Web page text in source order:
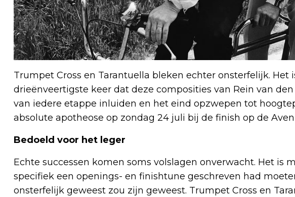
Trumpet Cross en Tarantuella bleken echter onsterfelijk. Het
drieënveertigste keer dat deze composities van Rein van
van iedere etappe inluiden en het eind opzwepen tot
absolute apotheose op zondag 24 juli bij de finish op de
Bedoeld voor het leger
Echte successen komen soms volslagen onverwacht. Het is
specifiek een openings- en finishtune geschreven had
onsterfelijk geweest zou zijn geweest. Trumpet Cross en